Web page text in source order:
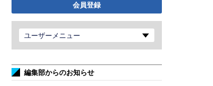
会員登録
ユーザーメニュー
編集部からのお知らせ